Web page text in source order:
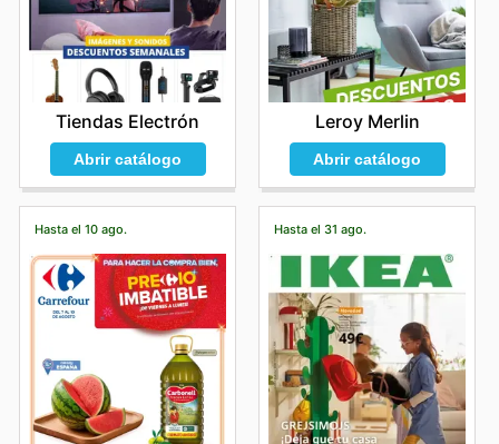
Tiendas Electrón
Abrir catálogo
Leroy Merlin
Abrir catálogo
Hasta el 10 ago. Hasta el 31 ago.